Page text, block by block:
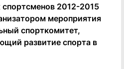
2012-2015
мероприятия
спорткомитет,
развитие спорта в